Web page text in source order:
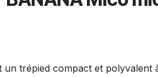
un trépied compact et polyvalent